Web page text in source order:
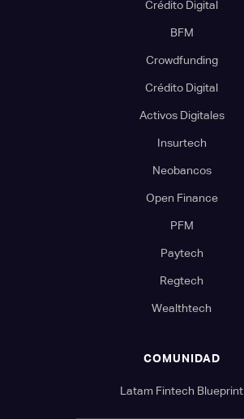
Crédito Digital
BFM
Crowdfunding
Crédito Digital
Activos Digitales
Insurtech
Neobancos
Open Finance
PFM
Paytech
Regtech
Wealthtech
COMUNIDAD
Latam Fintech Blueprint